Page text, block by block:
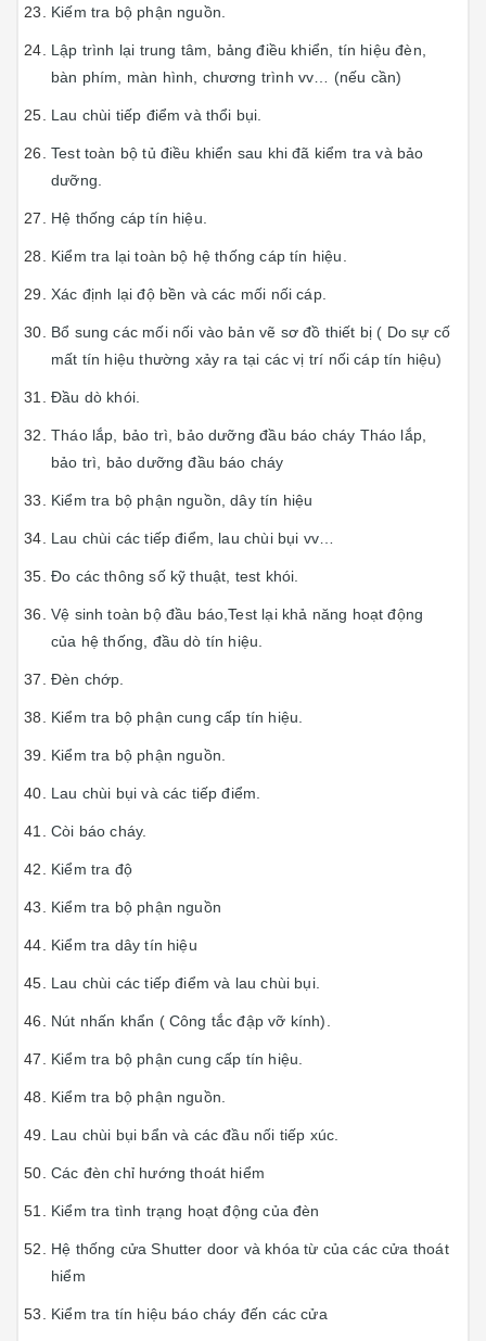
Kiếm tra bộ phận nguồn.
Lập trình lại trung tâm, bảng điều khiển, tín hiệu đèn,
bàn phím, màn hình, chương trình vv… (nếu cần)
Lau chùi tiếp điểm và thổi bụi.
Test toàn bộ tủ điều khiển sau khi đã kiểm tra và bảo
dưỡng.
Hệ thống cáp tín hiệu.
Kiểm tra lại toàn bộ hệ thống cáp tín hiệu.
Xác định lại độ bền và các mối nối cáp.
Bổ sung các mối nối vào bản vẽ sơ đồ thiết bị ( Do sự cố
mất tín hiệu thường xảy ra tại các vị trí nối cáp tín hiệu)
Đầu dò khói.
Tháo lắp, bảo trì, bảo dưỡng đầu báo cháy Tháo lắp,
bảo trì, bảo dưỡng đầu báo cháy
Kiểm tra bộ phận nguồn, dây tín hiệu
Lau chùi các tiếp điểm, lau chùi bụi vv…
Đo các thông số kỹ thuật, test khói.
Vệ sinh toàn bộ đầu báo,Test lại khả năng hoạt động
của hệ thống, đầu dò tín hiệu.
Đèn chớp.
Kiểm tra bộ phận cung cấp tín hiệu.
Kiểm tra bộ phận nguồn.
Lau chùi bụi và các tiếp điểm.
Còi báo cháy.
Kiểm tra độ
Kiểm tra bộ phận nguồn
Kiểm tra dây tín hiệu
Lau chùi các tiếp điểm và lau chùi bụi.
Nút nhấn khẩn ( Công tắc đập vỡ kính).
Kiểm tra bộ phận cung cấp tín hiệu.
Kiểm tra bộ phận nguồn.
Lau chùi bụi bẩn và các đầu nối tiếp xúc.
Các đèn chỉ hướng thoát hiểm
Kiểm tra tình trạng hoạt động của đèn
Hệ thống cửa Shutter door và khóa từ của các cửa thoát
hiểm
Kiểm tra tín hiệu báo cháy đến các cửa